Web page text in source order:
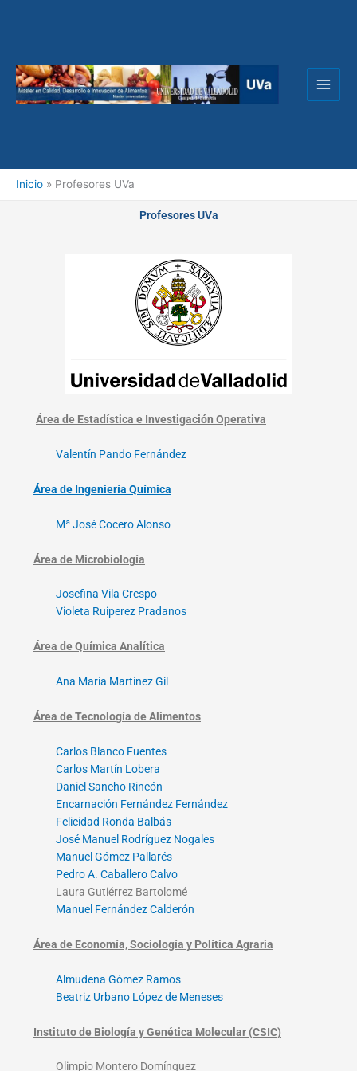
Inicio Profesores UVa
Profesores UVa
Área de Estadística e Investigación Operativa
Valentín Pando Fernández
Área de Ingeniería Química
Mª José Cocero Alonso
Área de Microbiología
Josefina Vila Crespo
Violeta Ruiperez Pradanos
Área de Química Analítica
Ana María Martínez Gil
Área de Tecnología de Alimentos
Carlos Blanco Fuentes
Carlos Martín Lobera
Daniel Sancho Rincón
Encarnación Fernández Fernández
Felicidad Ronda Balbás
José Manuel Rodríguez Nogales
Manuel Gómez Pallarés
Pedro A. Caballero Calvo
Laura Gutiérrez Bartolomé
Manuel Fernández Calderón
Área de Economía, Sociología y Política Agraria
Almudena Gómez Ramos
Beatriz Urbano López de Meneses
Instituto de Biología y Genética Molecular (CSIC)
Olimpio Montero Domínguez